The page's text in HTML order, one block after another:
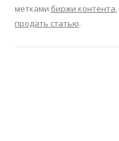
метками биржи контента,
продать статью.